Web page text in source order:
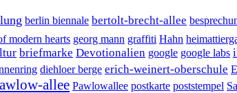
berlin biennale bertolt-brecht-allee
modern hearts georg mann graffiti Hahn
briefmarke Devotionalien google google labs
diehloer berge erich-weinert-oberschule
allee Pawlowallee postkarte poststempel